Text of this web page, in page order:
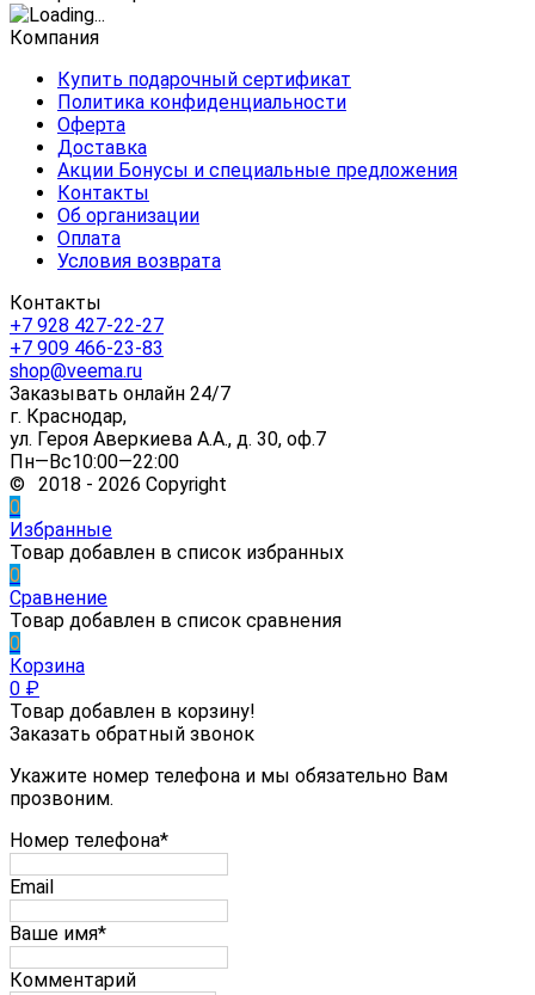
Компания
Купить подарочный сертификат
Политика конфиденциальности
Оферта
Доставка
Акции Бонусы и специальные предложения
Контакты
Об организации
Оплата
Условия возврата
Контакты
+7 928 427-22-27
+7 909 466-23-83
shop@veema.ru
Заказывать онлайн 24/7
г. Краснодар,
ул. Героя Аверкиева А.А., д. 30, оф.7
Пн—Вс10:00—22:00
© 2018 - 2026 Copyright
0
Избранные
Товар добавлен в список избранных
0
Сравнение
Товар добавлен в список сравнения
0
Корзина
0 ₽
Товар добавлен в корзину!
Заказать обратный звонок
Укажите номер телефона и мы обязательно Вам
прозвоним.
Номер телефона*
Email
Ваше имя*
Комментарий